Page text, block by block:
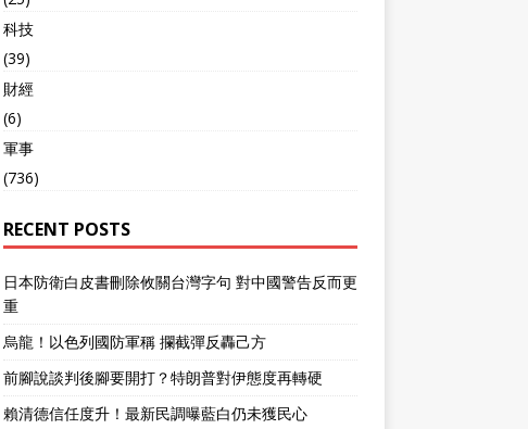
科技
(39)
財經
(6)
軍事
(736)
RECENT POSTS
日本防衛白皮書刪除攸關台灣字句 對中國警告反而更
重
烏龍！以色列國防軍稱 攔截彈反轟己方
前腳說談判後腳要開打？特朗普對伊態度再轉硬
賴清德信任度升！最新民調曝藍白仍未獲民心